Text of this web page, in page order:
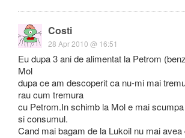
Costi
28 Apr 2010 @ 16:51
Eu dupa 3 ani de alimentat la Petrom
Mol
dupa ce am descoperit ca nu-mi mai
rau cum tremura
cu Petrom.In schimb la Mol e mai
si consumul.
Cand mai bagam de la Lukoil nu mai